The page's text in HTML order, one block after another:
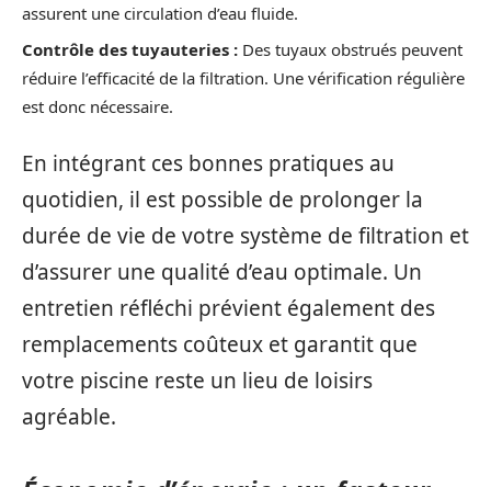
assurent une circulation d’eau fluide.
Contrôle des tuyauteries : Des tuyaux obstrués peuvent
réduire l’efficacité de la filtration. Une vérification régulière
est donc nécessaire.
En intégrant ces bonnes pratiques au
quotidien, il est possible de prolonger la
durée de vie de votre système de filtration et
d’assurer une qualité d’eau optimale. Un
entretien réfléchi prévient également des
remplacements coûteux et garantit que
votre piscine reste un lieu de loisirs
agréable.